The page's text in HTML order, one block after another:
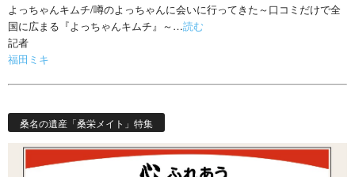
よっちゃんキムチ/噂のよっちゃんに会いに行ってきた～口コミだけで全
国に広まる『よっちゃんキムチ』～…読む
記者
福田ミキ
桑名の遺産「桑栄メイト」特集